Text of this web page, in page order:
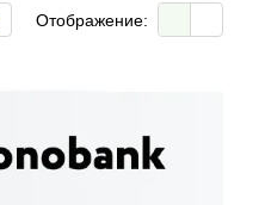
Отображение: